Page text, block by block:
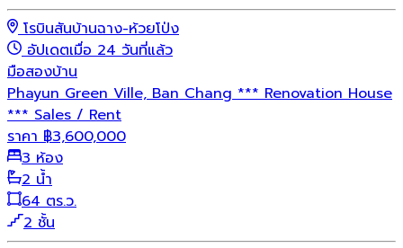
โรบินสันบ้านฉาง-ห้วยโป่ง
อัปเดตเมื่อ 24 วันที่แล้ว
มือสองบ้าน
Phayun Green Ville, Ban Chang *** Renovation House
*** Sales / Rent
ราคา ฿3,600,000
3 ห้อง
2 น้ำ
64 ตร.ว.
2 ชั้น